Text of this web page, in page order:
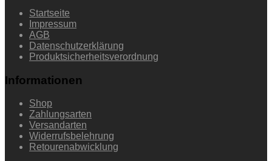
Startseite
Impressum
AGB
Datenschutzerklärung
Produktsicherheitsverordnung
Informationen
Shop
Zahlungsarten
Versandarten
Widerrufsbelehrung
Retourenabwicklung